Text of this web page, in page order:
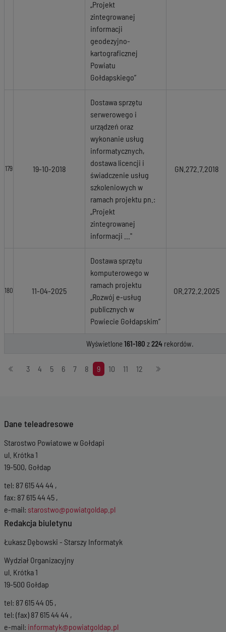
„Projekt
zintegrowanej
informacji
geodezyjno-
kartograficznej
Powiatu
Gołdapskiego”
179 19-10-2018
Dostawa sprzętu
serwerowego i
urządzeń oraz
wykonanie usług
informatycznych,
dostawa licencji i
świadczenie usług
szkoleniowych w
ramach projektu pn.:
„Projekt
zintegrowanej
informacji ..."
GN.272.7.2018
180 11-04-2025
Dostawa sprzętu
komputerowego w
ramach projektu
„Rozwój e-usług
publicznych w
Powiecie Gołdapskim”
OR.272.2.2025
Wyświetlone161-180 z224rekordów.
Stronicowanie
3 4 5 6 7 8 9 10 11 12
Dane teleadresowe
Starostwo Powiatowe w Gołdapi
ul. Krótka 1
19-500, Gołdap
tel: 87 615 44 44 ,
fax: 87 615 44 45 ,
e-mail: starostwo@powiatgoldap.pl
Redakcja biuletynu
Łukasz Dębowski - Starszy Informatyk
Wydział Organizacyjny
ul. Krótka 1
19-500 Gołdap
tel: 87 615 44 05 ,
tel: (fax) 87 615 44 44 ,
e-mail: informatyk@powiatgoldap.pl